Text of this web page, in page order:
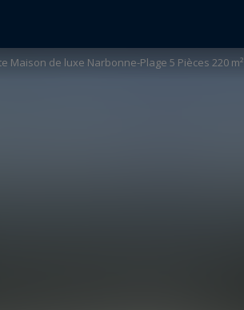
Maison de luxe Narbonne-Plage 5 Pièces 220 m²